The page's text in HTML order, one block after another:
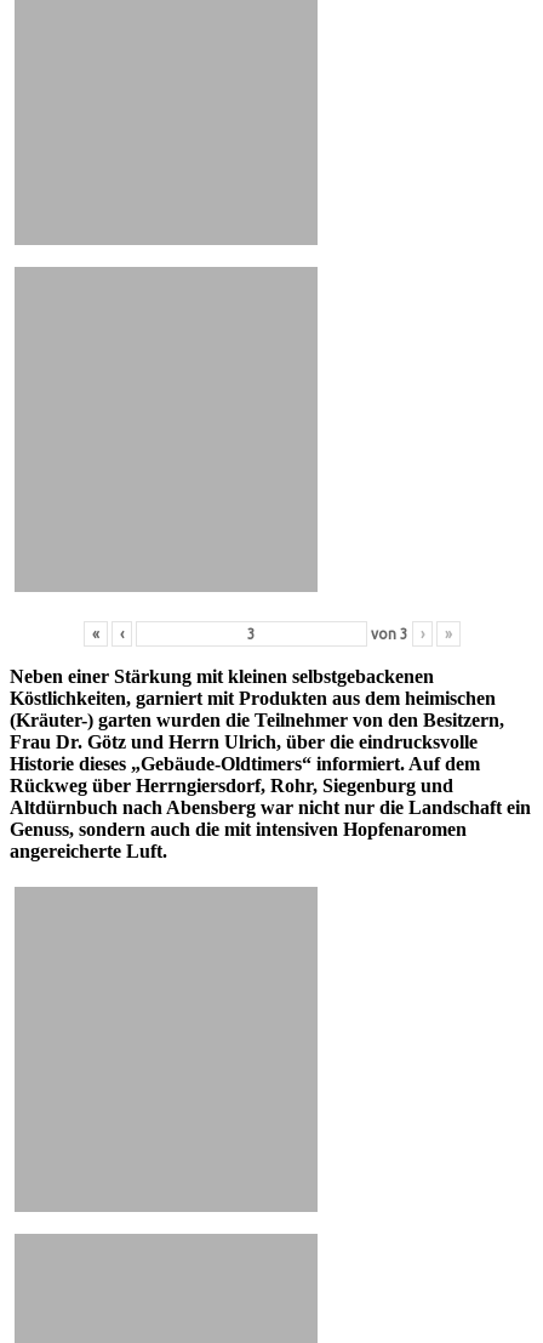
« ‹ von 3 › »
Neben einer Stärkung mit kleinen selbstgebackenen
Köstlichkeiten, garniert mit Produkten aus dem heimischen
(Kräuter-) garten wurden die Teilnehmer von den Besitzern,
Frau Dr. Götz und Herrn Ulrich, über die eindrucksvolle
Historie dieses „Gebäude-Oldtimers“ informiert. Auf dem
Rückweg über Herrngiersdorf, Rohr, Siegenburg und
Altdürnbuch nach Abensberg war nicht nur die Landschaft ein
Genuss, sondern auch die mit intensiven Hopfenaromen
angereicherte Luft.